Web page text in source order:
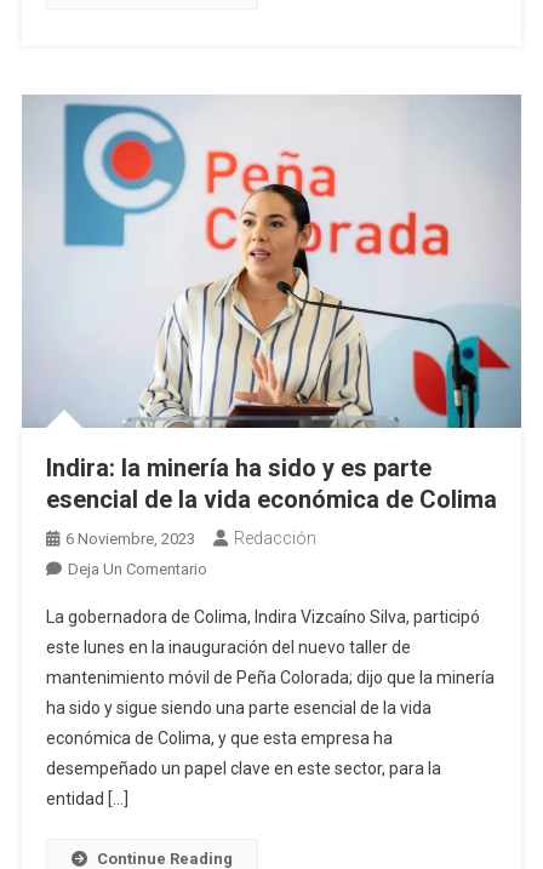
Indira: la minería ha sido y es parte
esencial de la vida económica de Colima
6 Noviembre, 2023 Redacción
Deja Un ComentarioEn
La
Minería
Ha
Sido
Y
Es
La gobernadora de Colima, Indira Vizcaíno Silva, participó
este lunes en la inauguración del nuevo taller de
mantenimiento móvil de Peña Colorada; dijo que la minería
ha sido y sigue siendo una parte esencial de la vida
económica de Colima, y que esta empresa ha
desempeñado un papel clave en este sector, para la
entidad […]
Continue Reading